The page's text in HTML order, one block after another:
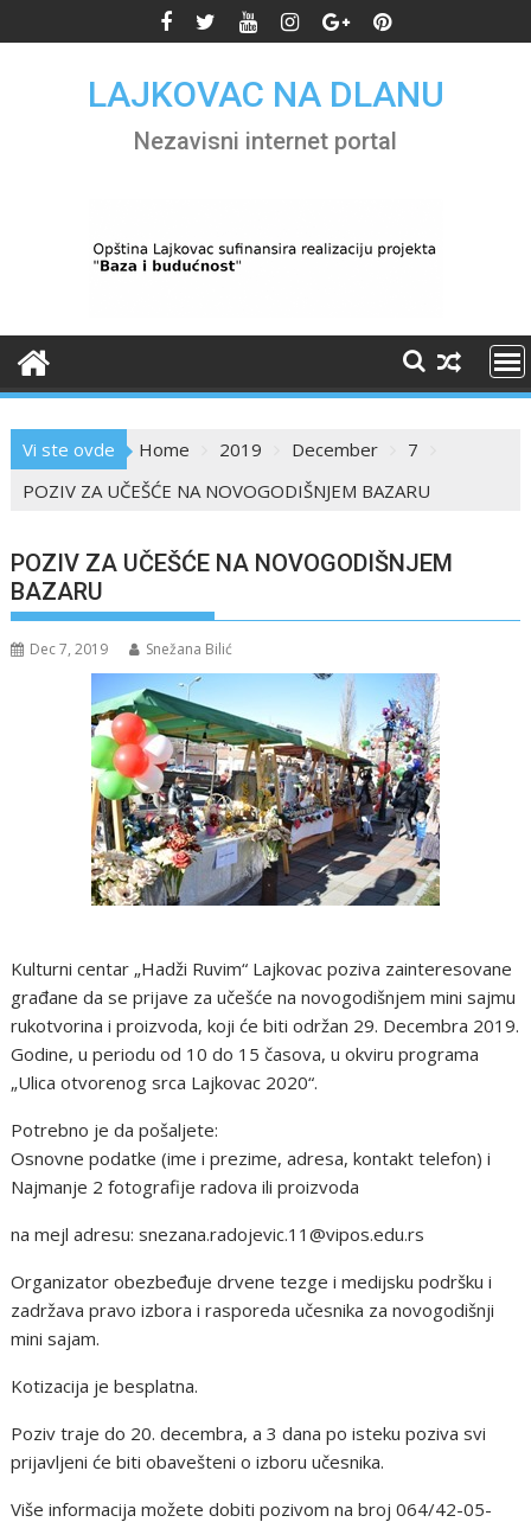
to
LAJKOVAC NA DLANU
Nezavisni internet portal
Vi ste ovde Home 2019 December
7
POZIV ZA UČEŠĆE NA NOVOGODIŠNJEM BAZARU
POZIV ZA UČEŠĆE NA NOVOGODIŠNJEM
BAZARU
Dec 7, 2019 Snežana Bilić
Kulturni centar „Hadži Ruvim“ Lajkovac poziva zainteresovane
građane da se prijave za učešće na novogodišnjem mini sajmu
rukotvorina i proizvoda, koji će biti održan 29. Decembra 2019.
Godine, u periodu od 10 do 15 časova, u okviru programa
„Ulica otvorenog srca Lajkovac 2020“.
Potrebno je da pošaljete:
Osnovne podatke (ime i prezime, adresa, kontakt telefon) i
Najmanje 2 fotografije radova ili proizvoda
na mejl adresu: snezana.radojevic.11@vipos.edu.rs
Organizator obezbeđuje drvene tezge i medijsku podršku i
zadržava pravo izbora i rasporeda učesnika za novogodišnji
mini sajam.
Kotizacija je besplatna.
Poziv traje do 20. decembra, a 3 dana po isteku poziva svi
prijavljeni će biti obavešteni o izboru učesnika.
Više informacija možete dobiti pozivom na broj 064/42-05-